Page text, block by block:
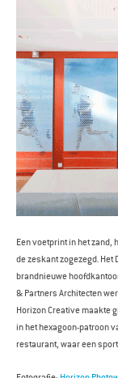
Een voetprint in het zand,
de zeskant zogezegd.
brandnieuwe
& Partners Architecten
Horizon Creative maakte
in het hexagoon-patroon
restaurant, waar een